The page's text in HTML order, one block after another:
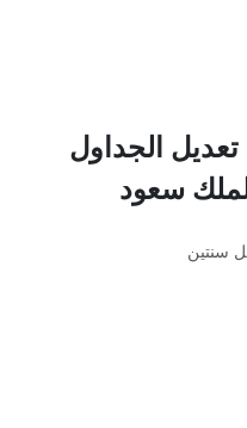
الجداول
سعود
سنتين